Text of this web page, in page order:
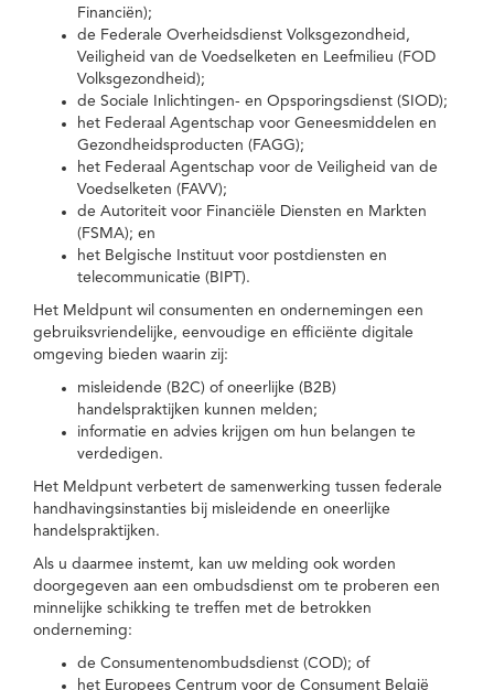
Financiën);
de Federale Overheidsdienst Volksgezondheid,
Veiligheid van de Voedselketen en Leefmilieu (FOD
Volksgezondheid);
de Sociale Inlichtingen- en Opsporingsdienst (SIOD);
het Federaal Agentschap voor Geneesmiddelen en
Gezondheidsproducten (FAGG);
het Federaal Agentschap voor de Veiligheid van de
Voedselketen (FAVV);
de Autoriteit voor Financiële Diensten en Markten
(FSMA); en
het Belgische Instituut voor postdiensten en
telecommunicatie (BIPT).
Het Meldpunt wil consumenten en ondernemingen een
gebruiksvriendelijke, eenvoudige en efficiënte digitale
omgeving bieden waarin zij:
misleidende (B2C) of oneerlijke (B2B)
handelspraktijken kunnen melden;
informatie en advies krijgen om hun belangen te
verdedigen.
Het Meldpunt verbetert de samenwerking tussen federale
handhavingsinstanties bij misleidende en oneerlijke
handelspraktijken.
Als u daarmee instemt, kan uw melding ook worden
doorgegeven aan een ombudsdienst om te proberen een
minnelijke schikking te treffen met de betrokken
onderneming:
de Consumentenombudsdienst (COD); of
het Europees Centrum voor de Consument België